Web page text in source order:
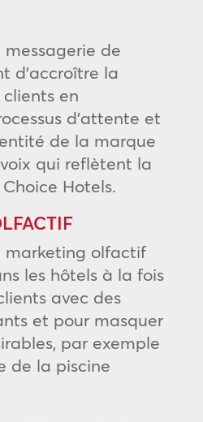
messagerie de
d’accroître la
en
d’attente et
de la marque
qui reflètent la
Hotels.
marketing olfactif
les hôtels à la fois
avec des
et pour masquer
par exemple
de la piscine